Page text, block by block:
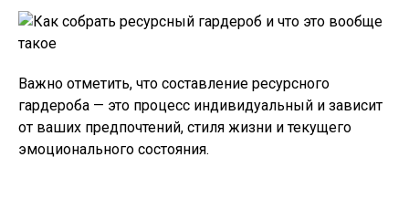
Важно отметить, что составление ресурсного
гардероба — это процесс индивидуальный и зависит
от ваших предпочтений, стиля жизни и текущего
эмоционального состояния.